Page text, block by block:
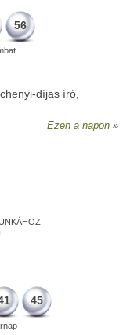
56
díjas író,
Ezen a napon
45